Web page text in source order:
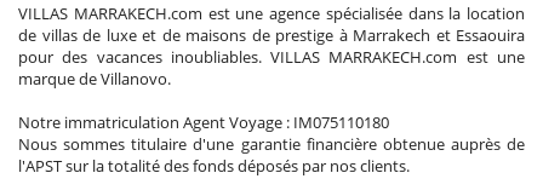
VILLAS MARRAKECH.com est une agence spécialisée dans la location
de villas de luxe et de maisons de prestige à Marrakech et Essaouira
pour des vacances inoubliables. VILLAS MARRAKECH.com est une
marque de Villanovo.
Notre immatriculation Agent Voyage : IM075110180
Nous sommes titulaire d'une garantie financière obtenue auprès de
l'APST sur la totalité des fonds déposés par nos clients.